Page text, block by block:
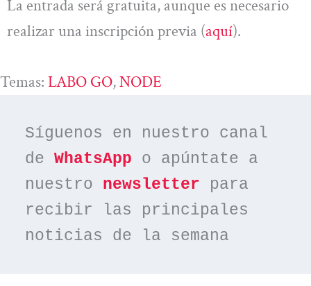
La entrada será gratuita, aunque es necesario
realizar una inscripción previa (aquí).
Temas: LABO GO, NODE
Síguenos en nuestro canal
de WhatsApp o apúntate a
nuestro newsletter para
recibir las principales
noticias de la semana